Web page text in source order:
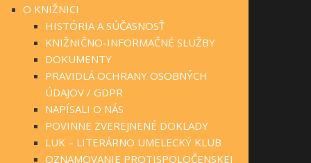
O KNIŽNICI
HISTÓRIA A SÚČASNOSŤ
KNIŽNIČNO-INFORMAČNÉ SLUŽBY
DOKUMENTY
PRAVIDLÁ OCHRANY OSOBNÝCH
ÚDAJOV / GDPR
NAPÍSALI O NÁS
POVINNE ZVEREJNENÉ DOKLADY
LUK – LITERÁRNO UMELECKÝ KLUB
OZNAMOVANIE PROTISPOLOČENSKEJ